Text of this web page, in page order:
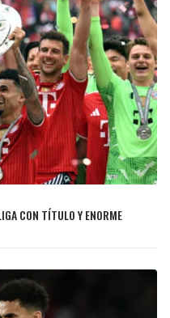
CON TÍTULO Y ENORME